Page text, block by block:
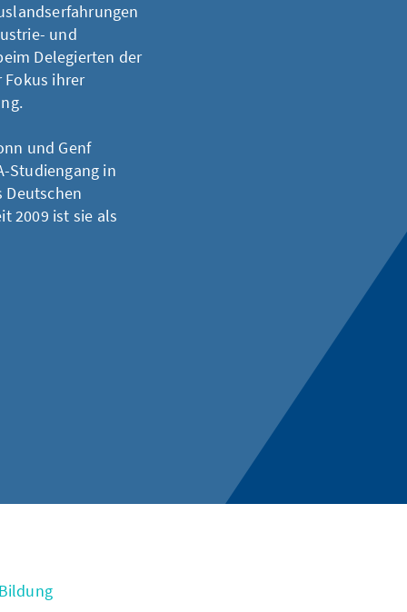
und
Delegierten der
Fokus ihrer
und Genf
Studiengang in
Deutschen
2009 ist sie als